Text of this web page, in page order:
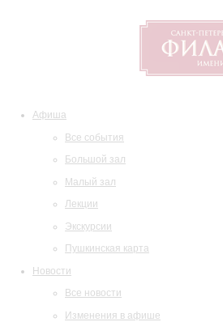
Афиша
Все события
Большой зал
Малый зал
Лекции
Экскурсии
Пушкинская карта
Новости
Все новости
Изменения в афише